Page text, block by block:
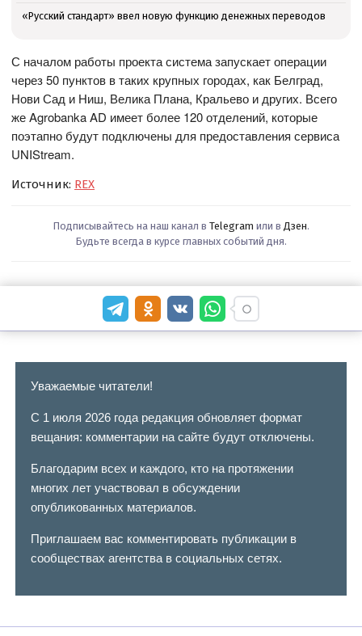
«Русский стандарт» ввел новую функцию денежных переводов
С началом работы проекта система запускает операции
через 50 пунктов в таких крупных городах, как Белград,
Нови Сад и Ниш, Велика Плана, Кральево и других. Всего
же Agrobanka AD имеет более 120 отделений, которые
поэтапно будут подключены для предоставления сервиса
UNIStream.
Источник: REX
Подписывайтесь на наш канал в Telegram или в Дзен.
Будьте всегда в курсе главных событий дня.
Уважаемые читатели!
С 1 июля 2026 года редакция обновляет формат
вещания: комментарии на сайте будут отключены.
Благодарим всех и каждого, кто на протяжении
многих лет участвовал в обсуждении
опубликованных материалов.
Приглашаем вас комментировать публикации в
сообществах агентства в социальных сетях.